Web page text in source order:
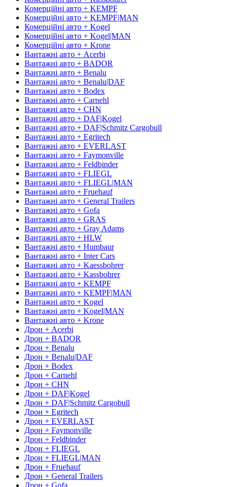
Комерційні авто + KEMPF
Комерційні авто + KEMPF|MAN
Комерційні авто + Kogel
Комерційні авто + Kogel|MAN
Комерційні авто + Krone
Вантажні авто + Acerbi
Вантажні авто + BADOR
Вантажні авто + Benalu
Вантажні авто + Benalu|DAF
Вантажні авто + Bodex
Вантажні авто + Carnehl
Вантажні авто + CHN
Вантажні авто + DAF|Kogel
Вантажні авто + DAF|Schmitz Cargobull
Вантажні авто + Egritech
Вантажні авто + EVERLAST
Вантажні авто + Faymonville
Вантажні авто + Feldbinder
Вантажні авто + FLIEGL
Вантажні авто + FLIEGL|MAN
Вантажні авто + Fruehauf
Вантажні авто + General Trailers
Вантажні авто + Gofa
Вантажні авто + GRAS
Вантажні авто + Gray Adams
Вантажні авто + HLW
Вантажні авто + Humbaur
Вантажні авто + Inter Cars
Вантажні авто + Kaessbohrer
Вантажні авто + Kassbohrer
Вантажні авто + KEMPF
Вантажні авто + KEMPF|MAN
Вантажні авто + Kogel
Вантажні авто + Kogel|MAN
Вантажні авто + Krone
Дрон + Acerbi
Дрон + BADOR
Дрон + Benalu
Дрон + Benalu|DAF
Дрон + Bodex
Дрон + Carnehl
Дрон + CHN
Дрон + DAF|Kogel
Дрон + DAF|Schmitz Cargobull
Дрон + Egritech
Дрон + EVERLAST
Дрон + Faymonville
Дрон + Feldbinder
Дрон + FLIEGL
Дрон + FLIEGL|MAN
Дрон + Fruehauf
Дрон + General Trailers
Дрон + Gofa